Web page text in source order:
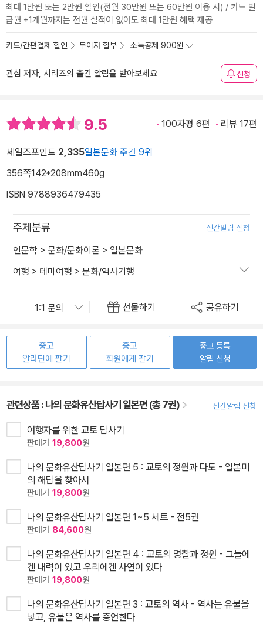
최대 1만원 또는 2만원 할인(전월 30만원 또는 60만원 이용 시) / 카드 발
급월 +1개월까지는 전월 실적이 없어도 최대 1만원 혜택 제공
카드/간편결제 할인 무이자 할부 소득공제 900원
관심 저자, 시리즈의 출간 알림을 받아보세요 신청
9.5 100자평 6편 리뷰 17편
세일즈포인트 2,335일본문화 주간 9위
356쪽142*208mm460g
ISBN 9788936479435
주제분류 신간알림 신청
인문학 > 문화/문화이론 > 일본문화
여행 > 테마여행 > 문화/역사기행
선물하기 공유하기
중고
알라딘에 팔기
중고
회원에게 팔기
중고 등록
알림 신청
관련상품 :나의 문화유산답사기 일본편 (총 7권) 신간알림 신청
여행자를 위한 교토 답사기
판매가 19,800원
나의 문화유산답사기 일본편 5 : 교토의 정원과 다도 - 일본미
의 해답을 찾아서
판매가 19,800원
나의 문화유산답사기 일본편 1~5 세트 - 전5권
판매가 84,600원
나의 문화유산답사기 일본편 4 : 교토의 명찰과 정원 - 그들에
겐 내력이 있고 우리에겐 사연이 있다
판매가 19,800원
나의 문화유산답사기 일본편 3 : 교토의 역사 - 역사는 유물을
낳고, 유물은 역사를 증언한다